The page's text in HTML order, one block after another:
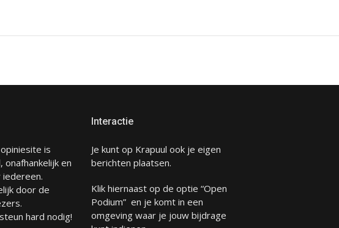
is
en
door de
hard nodig!
Interactie
Je kunt op Krapuul ook je eigen
berichten plaatsen.
Klik hiernaast op de optie “Open
Podium” en je komt in een
omgeving waar je jouw bijdrage